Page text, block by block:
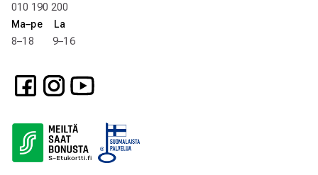
010 190 200
Ma–pe La
8–18 9–16